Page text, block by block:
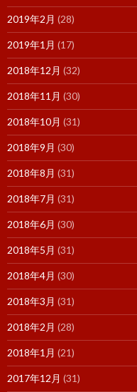
2019年2月 (28)
2019年1月 (17)
2018年12月 (32)
2018年11月 (30)
2018年10月 (31)
2018年9月 (30)
2018年8月 (31)
2018年7月 (31)
2018年6月 (30)
2018年5月 (31)
2018年4月 (30)
2018年3月 (31)
2018年2月 (28)
2018年1月 (21)
2017年12月 (31)